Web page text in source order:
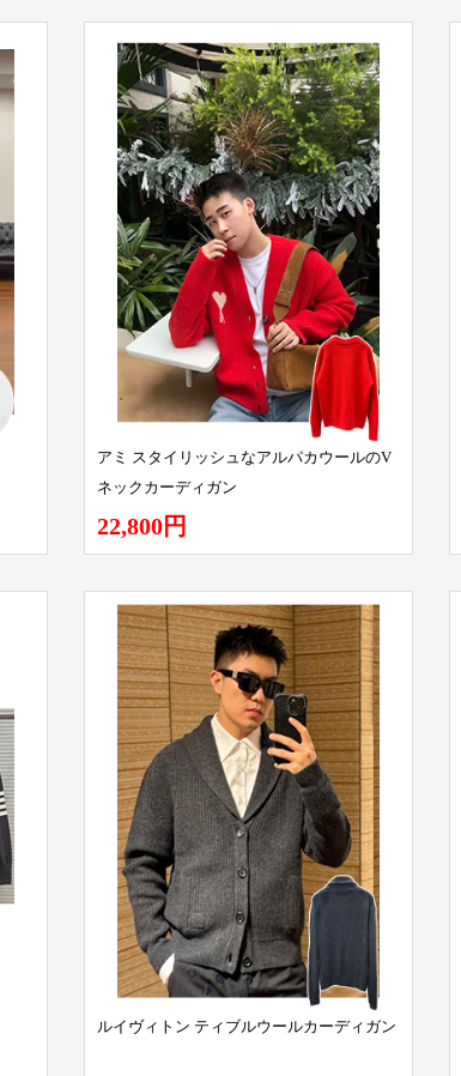
アミ スタイリッシュなアルパカウールのV
ネックカーディガン
22,800円
ルイヴィトン ティブルウールカーディガン